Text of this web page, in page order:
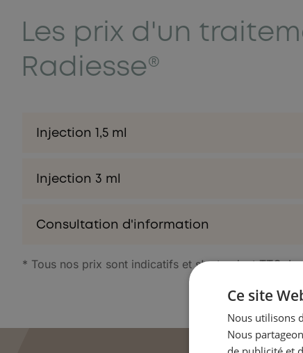
Les prix d'un
Radiesse®
Injection 1,5 ml
Injection 3 ml
Consultation d'information
* Tous nos prix sont indicatifs et s'entendent TTC.
Ce site
Nous utilisons
Nous